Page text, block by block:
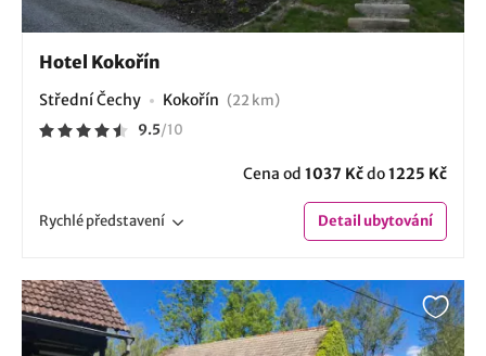
Hotel Kokořín
Střední Čechy Kokořín (22 km)
9.5/10
Cena od 1037 Kčdo1225 Kč
Rychlépředstavení Detailubytování